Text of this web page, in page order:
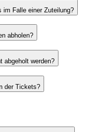
im Falle einer Zuteilung?
abholen?
abgeholt werden?
der Tickets?